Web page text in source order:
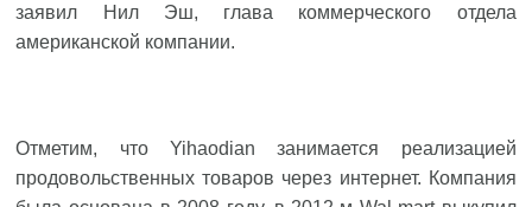
заявил Нил Эш, глава коммерческого отдела
американской компании.
Отметим, что Yihaodian занимается реализацией
продовольственных товаров через интернет. Компания